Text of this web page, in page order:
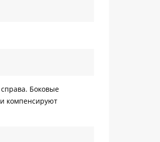
Боковые
компенсируют